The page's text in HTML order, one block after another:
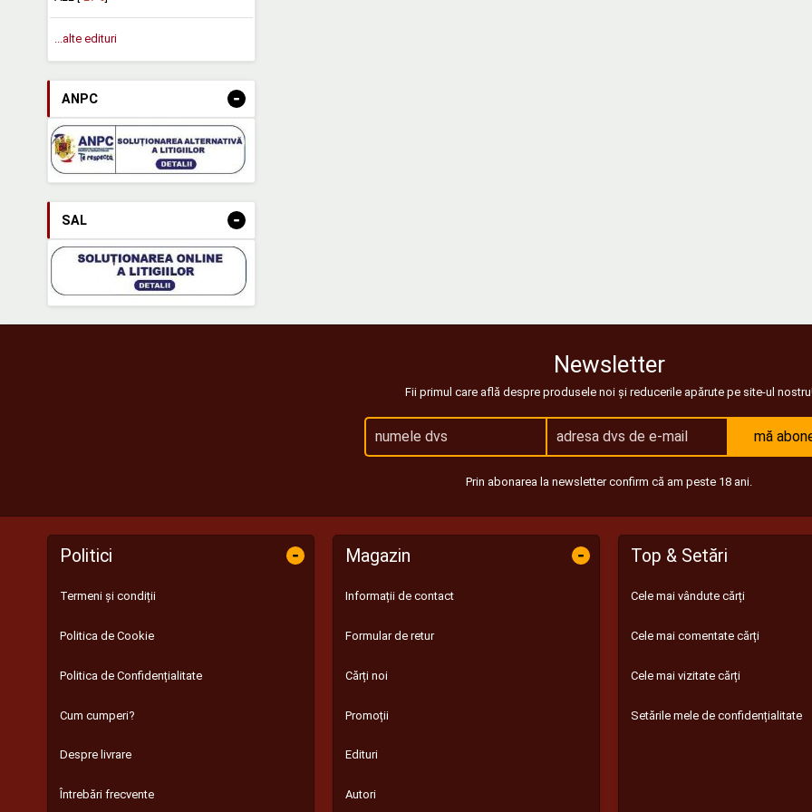
...alte edituri
ANPC -
SAL -
Newsletter
Fii primul care află despre produsele noi și reducerile apărute pe site-ul
mă
Prin abonarea la newsletter confirm că am peste 18 ani.
Politici -
Termeni și condiții
Politica de Cookie
Politica de Confidențialitate
Cum cumperi?
Despre livrare
Întrebări frecvente
Magazin -
Informații de contact
Formular de retur
Cărți noi
Promoții
Edituri
Autori
Top & Setări
Cele mai vândute cărți
Cele mai comentate cărți
Cele mai vizitate cărți
Setările mele de confidențialitate